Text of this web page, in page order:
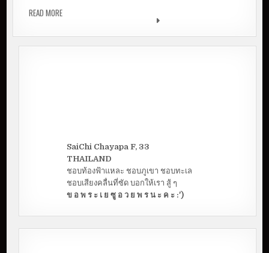
READ MOREBARALI BEACH RESORT KOH CHANG, TRAT | ที่พักโรแมนติก
SaiChi Chayapa F, 33
THAILAND
ชอบท้องฟ้าแหละ ชอบภูเขา ชอบทะเล
ชอบเสียงคลื่นที่ซัด บอกให้เรา สู้ ๆ
ข อ พ ร ะ เ ย ซู อ ว ย พ ร น ะ ค ะ :')